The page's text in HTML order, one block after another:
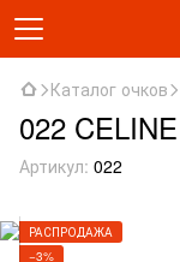
Каталог очков
022 CELINE
Артикул: 022
РАСПРОДАЖА
−3%